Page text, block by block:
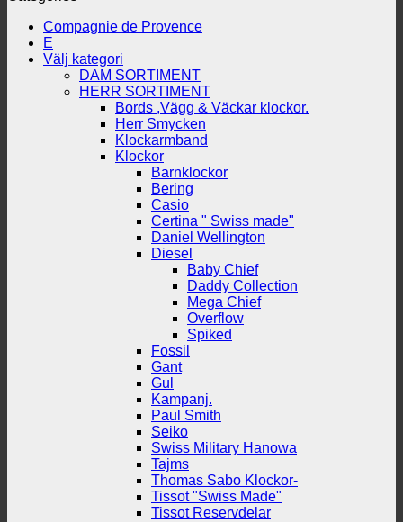
Compagnie de Provence
E
Välj kategori
DAM SORTIMENT
HERR SORTIMENT
Bords ,Vägg & Väckar klockor.
Herr Smycken
Klockarmband
Klockor
Barnklockor
Bering
Casio
Certina " Swiss made"
Daniel Wellington
Diesel
Baby Chief
Daddy Collection
Mega Chief
Overflow
Spiked
Fossil
Gant
Gul
Kampanj.
Paul Smith
Seiko
Swiss Military Hanowa
Tajms
Thomas Sabo Klockor-
Tissot "Swiss Made"
Tissot Reservdelar